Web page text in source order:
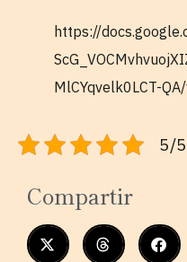
https://
MlCYqvelk0LCT-
5/
Compartir